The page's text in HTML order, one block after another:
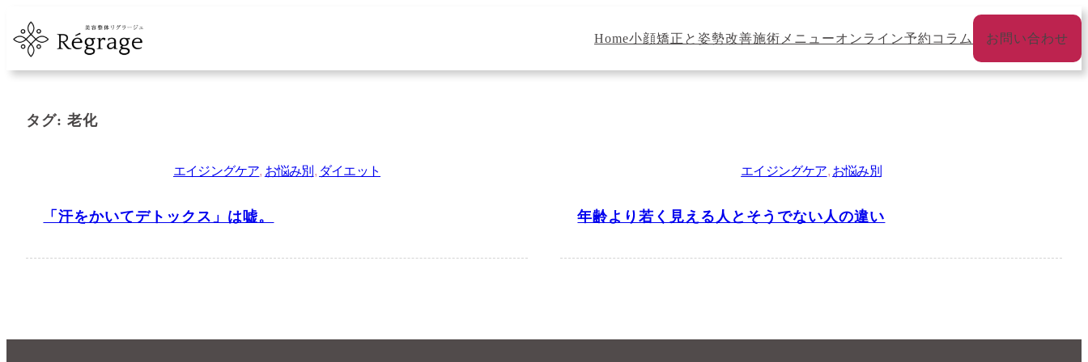
容
Home小顔矯正と姿勢改善施術メニューオンライン予約 コラム お問い合わせ
タグ: 老化
エイジングケア, お悩み別 , ダイエット
「汗をかいてデトックス」は嘘。
エイジングケア, お悩み別
年齢より若く見える人とそうでない人の違い